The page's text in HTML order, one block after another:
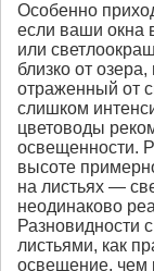
Особенно
если ваши окна
или
близко от
отраженный от
слишком
цветоводы
освещенности.
высоте
на листьях —
неодинаково
Разновидности
листьями, как
освещение, чем